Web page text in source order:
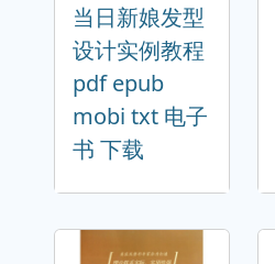
当日新娘发型
设计实例教程
pdf epub
mobi txt 电子
书 下载